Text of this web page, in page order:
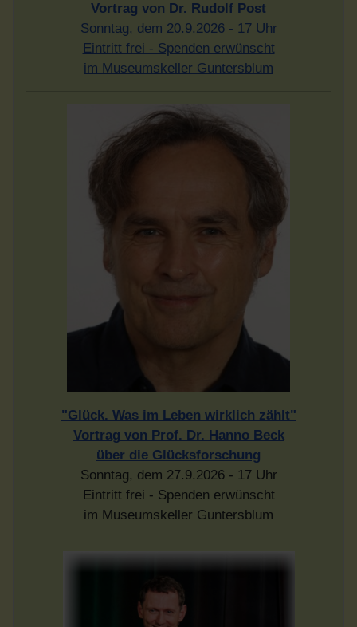
Vortrag von Dr. Rudolf Post
Sonntag, dem 20.9.2026 - 17 Uhr
Eintritt frei - Spenden erwünscht
im Museumskeller Guntersblum
"Glück. Was im Leben wirklich zählt"
Vortrag von Prof. Dr. Hanno Beck
über die Glücksforschung
Sonntag, dem 27.9.2026 - 17 Uhr
Eintritt frei - Spenden erwünscht
im Museumskeller Guntersblum